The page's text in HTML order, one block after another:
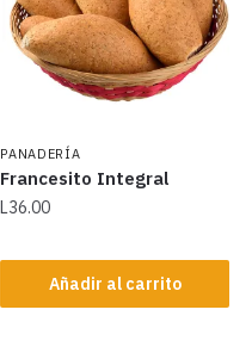
PANADERÍA
Francesito Integral
L36.00
Añadir al carrito